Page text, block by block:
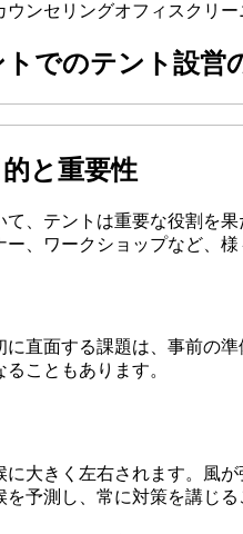
ウンセリングオフィス クリ
でのテント設営
と重要性
て、テントは重要な役割を
、ワークショップなど、様
直面する課題は、事前の
こともあります。
に大きく左右されます。風
予測し、常に対策を講じる